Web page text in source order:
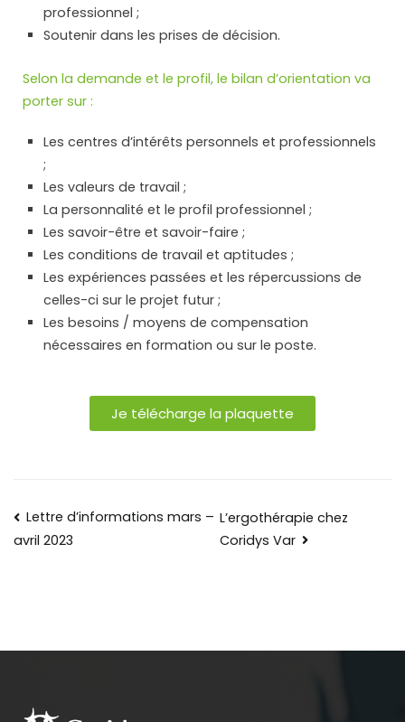
professionnel ;
Soutenir dans les prises de décision.
Selon la demande et le profil, le bilan d’orientation va
porter sur :
Les centres d’intérêts personnels et professionnels
;
Les valeurs de travail ;
La personnalité et le profil professionnel ;
Les savoir-être et savoir-faire ;
Les conditions de travail et aptitudes ;
Les expériences passées et les répercussions de
celles-ci sur le projet futur ;
Les besoins / moyens de compensation
nécessaires en formation ou sur le poste.
Je télécharge la plaquette
Lettre d’informations mars –
avril 2023
L’ergothérapie chez
Coridys Var